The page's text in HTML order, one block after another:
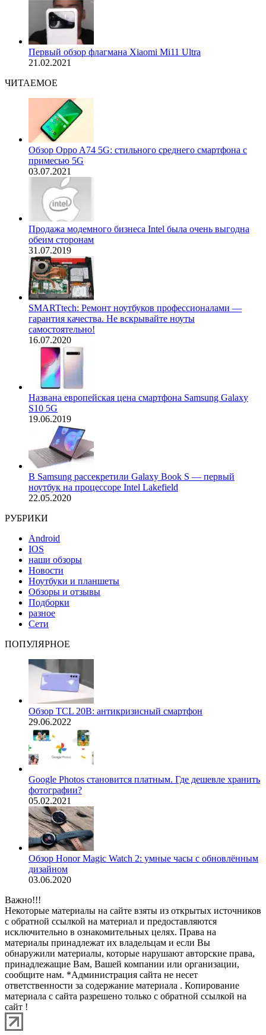
Первый обзор флагмана Xiaomi Mi11 Ultra
21.02.2021
ЧИТАЕМОЕ
Обзор Oppo A74 5G: стильного среднего смартфона с
примесью 5G
03.07.2021
Продажа модемного бизнеса Intel была очень выгодна
обеим сторонам
31.07.2019
SMARTtech: Ремонт ноутбуков профессионалами —
гарантия качества. Не вскрывайте ноуты
самостоятельно!
16.07.2020
Названа европейская цена смартфона Samsung Galaxy
S10 5G
19.06.2019
В Samsung рассекретили Galaxy Book S — первый
ноутбук на процессоре Intel Lakefield
22.05.2020
РУБРИКИ
Android
IOS
наши обзоры
Новости
Ноутбуки и планшеты
Обзоры и отзывы
Подборки
разное
Сети
ПОПУЛЯРНОЕ
Обзор TCL 20B: антикризисный смартфон
29.06.2022
Google Photos становится платным. Где дешевле хранить
фотографии?
05.02.2021
Обзор Honor Magic Watch 2: умные часы с обновлённым
дизайном
03.06.2020
Важно!!!
Некоторые материалы на сайте взяты из открытых источников
с обратной ссылкой на материал и предоставляются
исключительно в ознакомительных целях. Права на
материалы принадлежат их владельцам и если Вы
обнаружили материалы, которые нарушают авторские права,
принадлежащие Вам, Вашей компании или организации,
сообщите нам. *Администрация сайта не несет
ответственности за содержание материала . Копирование
материала с сайта разрешено только с обратной ссылкой на
сайт !